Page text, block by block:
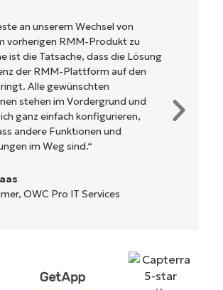
NinjaOne ist unglaublich leicht zu bedienen
und kombiniert ein schnelles Interface mit
leistungsstarken Funktionen im Backend.
Es muss nicht erst kompliziert eingerichtet
werden und verzichtet auf eine komplexe
Steuerung. Alle Optionen und Tools sind
klar beschrieben, einfach zu verstehen und
die Benutzeroberfläche ist leicht zu
bedienen.
Ryan Reiffenberger
Reiffenberger.NET Technology Solutions
Sie Ihre 14-tägige
Testversion